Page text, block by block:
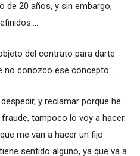
de 20 años, y sin embargo,
del contrato para darte
no conozco ese concepto...
y reclamar porque he
tampoco lo voy a hacer.
me van a hacer un fijo
sentido alguno, ya que va a